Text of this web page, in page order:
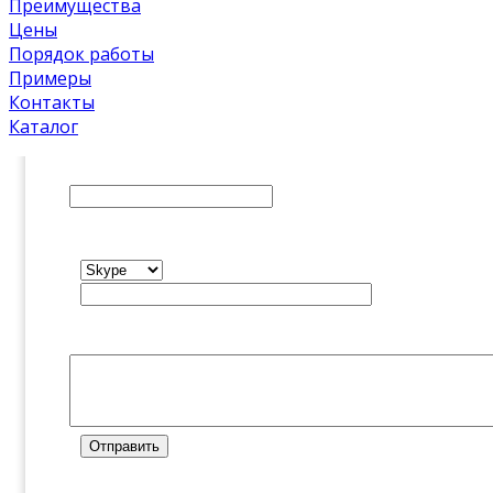
Преимущества
Цены
Порядок работы
Примеры
Контакты
Каталог
Отчество
Email
Отправить